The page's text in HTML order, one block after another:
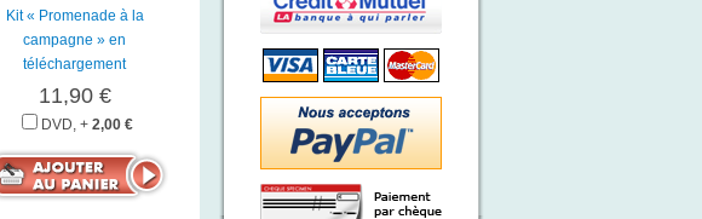
Kit « Promenade à la
campagne » en
téléchargement
11,90 €
DVD, + 2,00 €